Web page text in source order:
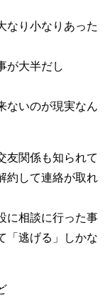
なり小なりあった
が大半だし
ないのが現実なん
友関係も知られて
約して連絡が取れ
に相談に行った事
「逃げる」しかな